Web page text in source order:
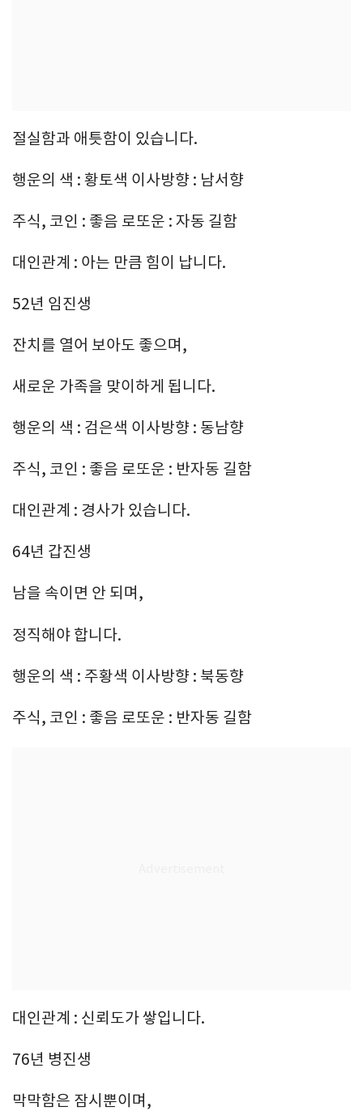
절실함과 애틋함이 있습니다.
행운의 색 : 황토색 이사방향 : 남서향
주식, 코인 : 좋음 로또운 : 자동 길함
대인관계 : 아는 만큼 힘이 납니다.
52년 임진생
잔치를 열어 보아도 좋으며,
새로운 가족을 맞이하게 됩니다.
행운의 색 : 검은색 이사방향 : 동남향
주식, 코인 : 좋음 로또운 : 반자동 길함
대인관계 : 경사가 있습니다.
64년 갑진생
남을 속이면 안 되며,
정직해야 합니다.
행운의 색 : 주황색 이사방향 : 북동향
주식, 코인 : 좋음 로또운 : 반자동 길함
대인관계 : 신뢰도가 쌓입니다.
76년 병진생
막막함은 잠시뿐이며,